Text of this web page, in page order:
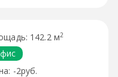
142.2 м2
-2руб.